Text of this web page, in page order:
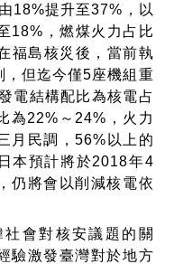
18%提升至37%，以
18%，燃煤火力占比
福島核災後，當前執
，但迄今僅5座機組重
電結構配比為核電占
為22%～24%，火力
月民調，56%以上的
本預計將於2018年4
仍將會以削減核電依
會對核安議題的關
驗激發臺灣對於地方